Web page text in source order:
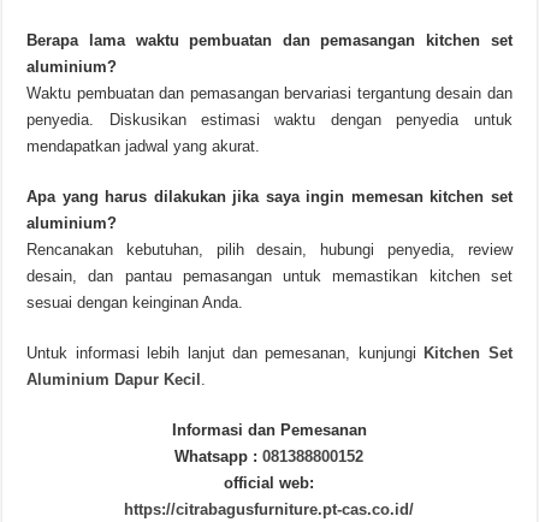
Berapa lama waktu pembuatan dan pemasangan kitchen set
aluminium?
Waktu pembuatan dan pemasangan bervariasi tergantung desain dan
penyedia. Diskusikan estimasi waktu dengan penyedia untuk
mendapatkan jadwal yang akurat.
Apa yang harus dilakukan jika saya ingin memesan kitchen set
aluminium?
Rencanakan kebutuhan, pilih desain, hubungi penyedia, review
desain, dan pantau pemasangan untuk memastikan kitchen set
sesuai dengan keinginan Anda.
Untuk informasi lebih lanjut dan pemesanan, kunjungi Kitchen Set
Aluminium Dapur Kecil .
Informasi dan Pemesanan
Whatsapp :081388800152
official web:
https://citrabagusfurniture.pt-cas.co.id/